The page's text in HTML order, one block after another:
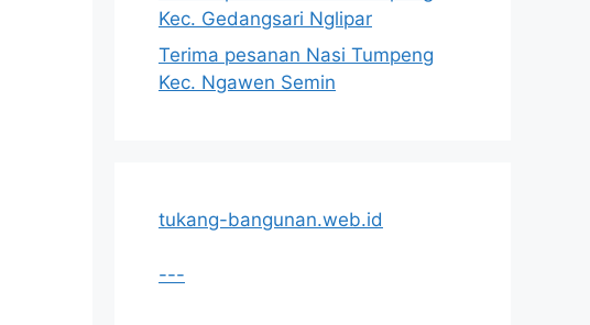
Kec. Gedangsari Nglipar
Terima pesanan Nasi Tumpeng
Kec. Ngawen Semin
tukang-bangunan.web.id
---